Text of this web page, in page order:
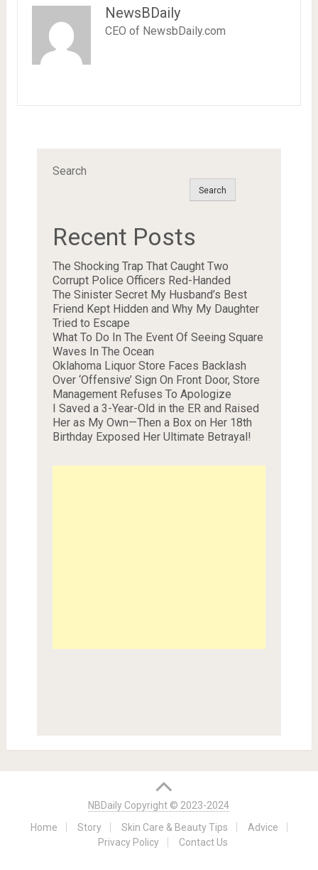
NewsBDaily
CEO of NewsbDaily.com
Search
Search
Recent Posts
The Shocking Trap That Caught Two
Corrupt Police Officers Red-Handed
The Sinister Secret My Husband’s Best
Friend Kept Hidden and Why My Daughter
Tried to Escape
What To Do In The Event Of Seeing Square
Waves In The Ocean
Oklahoma Liquor Store Faces Backlash
Over ‘Offensive’ Sign On Front Door, Store
Management Refuses To Apologize
I Saved a 3-Year-Old in the ER and Raised
Her as My Own—Then a Box on Her 18th
Birthday Exposed Her Ultimate Betrayal!
NBDaily Copyright © 2023-2024
Home
Story Skin Care & Beauty Tips
Advice
Privacy Policy
Contact Us